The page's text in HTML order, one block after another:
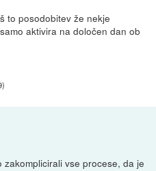
to posodobitev že nekje
aktivira na določen dan ob
)
vse procese, da je